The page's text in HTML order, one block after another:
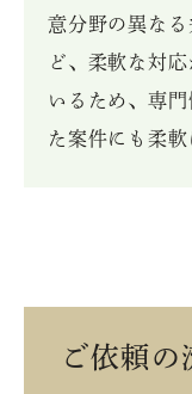
意分野の異な
ど、柔軟な対
いるため、専
た案件にも柔軟
ご依頼の